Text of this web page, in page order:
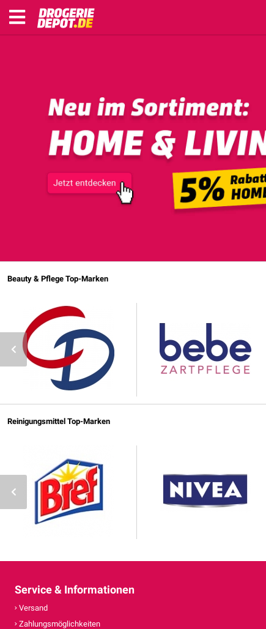
Beauty & Pflege Top-Marken
Reinigungsmittel Top-Marken
Service & Informationen
Versand
Zahlungsmöglichkeiten